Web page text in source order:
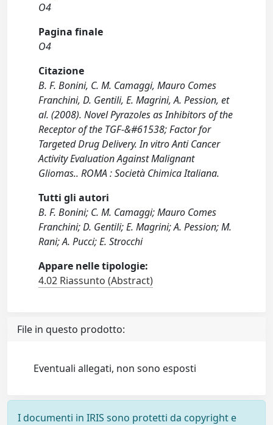
O4
Pagina finale
O4
Citazione
B. F. Bonini, C. M. Camaggi, Mauro Comes
Franchini, D. Gentili, E. Magrini, A. Pession, et
al. (2008). Novel Pyrazoles as Inhibitors of the
Receptor of the TGF-&#61538; Factor for
Targeted Drug Delivery. In vitro Anti Cancer
Activity Evaluation Against Malignant
Gliomas.. ROMA : Società Chimica Italiana.
Tutti gli autori
B. F. Bonini; C. M. Camaggi; Mauro Comes
Franchini; D. Gentili; E. Magrini; A. Pession; M.
Rani; A. Pucci; E. Strocchi
Appare nelle tipologie:
4.02 Riassunto (Abstract)
File in questo prodotto:
Eventuali allegati, non sono esposti
I documenti in IRIS sono protetti da copyright e